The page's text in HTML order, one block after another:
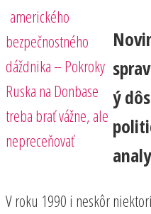
článku
amerického
bezpečnostného
dáždnika – Pokroky
Ruska na Donbase
treba brať vážne, ale
nepreceňovať
ý
V roku 1990 i neskôr